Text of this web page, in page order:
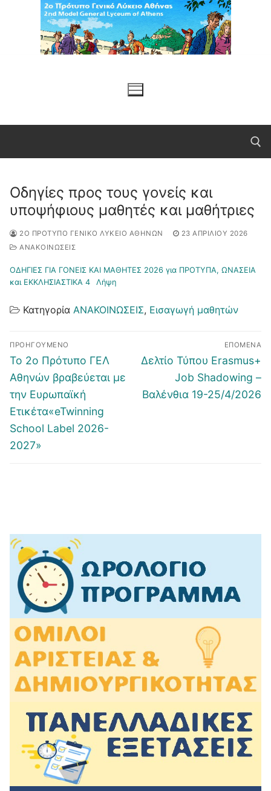
Μετάβαση
περιεχόμενο
Αναζήτηση για:
Οδηγίες προς τους γονείς και
υποψήφιους μαθητές και μαθήτριες
2Ο ΠΡΌΤΥΠΟ ΓΕΝΙΚΌ ΛΎΚΕΙΟ ΑΘΗΝΏΝ
23 ΑΠΡΙΛΊΟΥ 2026
ΑΝΑΚΟΙΝΩΣΕΙΣ
ΟΔΗΓΙΕΣ ΓΙΑ ΓΟΝΕΙΣ ΚΑΙ ΜΑΘΗΤΕΣ 2026 για ΠΡΟΤΥΠΑ, ΩΝΑΣΕΙΑ
και ΕΚΚΛΗΣΙΑΣΤΙΚΑ 4
Λήψη
Κατηγορία ΑΝΑΚΟΙΝΩΣΕΙΣ, Εισαγωγή μαθητών
Πλοήγηση
άρθρων
ΠΡΟΗΓΟΎΜΕΝΟ
Προηγούμενο
άρθρο:
Το 2ο Πρότυπο ΓΕΛ
Αθηνών βραβεύεται με
την Ευρωπαϊκή
Ετικέτα«eTwinning
School Label 2026-
2027»
ΕΠΌΜΕΝΑ
Επόμενο
Δελτίο Τύπου Erasmus+
Job Shadowing –
Βαλένθια 19-25/4/2026